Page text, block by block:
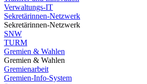
Verwaltungs-IT
Sekretärinnen-Netzwerk
Sekretärinnen-Netzwerk
SNW
TURM
Gremien & Wahlen
Gremien & Wahlen
Gremienarbeit
Gremien-Info-System